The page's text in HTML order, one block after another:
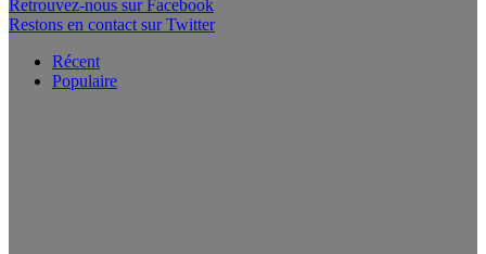
Retrouvez-nous sur Facebook
Restons en contact sur Twitter
Récent
Populaire